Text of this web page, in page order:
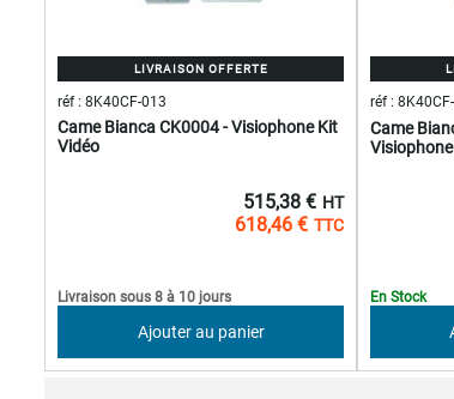
LIVRAISON OFFERTE
Came Bianca CK0004 - Visiophone Kit
Vidéo
réf : 8K40CF-013
618,46 €
515,38 €
Livraison sous 8 à 10 jours
Ajouter au panier
Came
réf :
En Stock